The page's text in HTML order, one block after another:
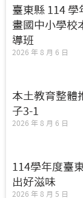
臺東縣 114
畫國中小學校
導班
2026 年 8 月 6 日
本土教育整體
子3-1
2026 年 8 月 6 日
114學年度臺
出好滋味
2026 年 8 月 5 日